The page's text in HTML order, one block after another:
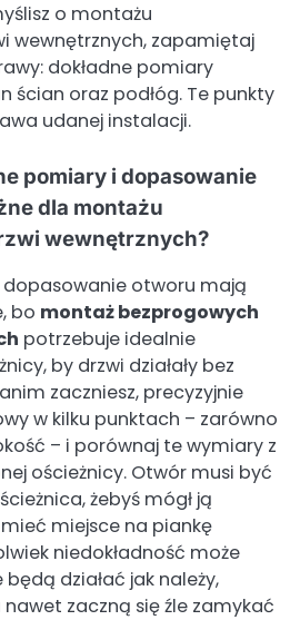
o montażu
wewnętrznych, zapamiętaj
dokładne pomiary
ścian oraz podłóg. Te punkty
udanej instalacji.
pomiary i dopasowanie
dla montażu
wewnętrznych?
dopasowanie otworu mają
bo montaż bezprogowych
potrzebuje idealnie
by drzwi działały bez
zaczniesz, precyzyjnie
w kilku punktach – zarówno
– i porównaj te wymiary z
ościeżnicy. Otwór musi być
żebyś mógł ją
miejsce na piankę
niedokładność może
działać jak należy,
zaczną się źle zamykać